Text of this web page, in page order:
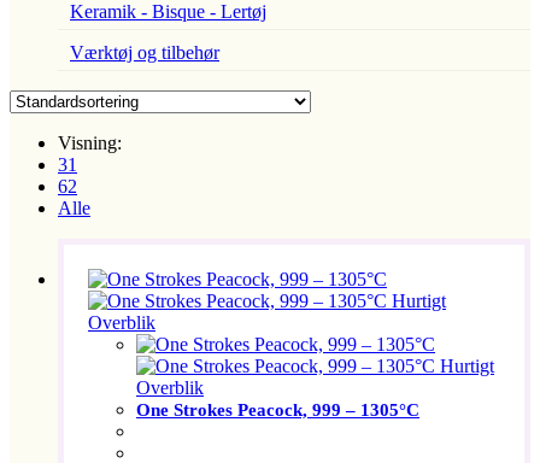
Keramik - Bisque - Lertøj
Værktøj og tilbehør
Visning:
31
62
Alle
Hurtigt
Overblik
Hurtigt
Overblik
One Strokes Peacock, 999 – 1305°C